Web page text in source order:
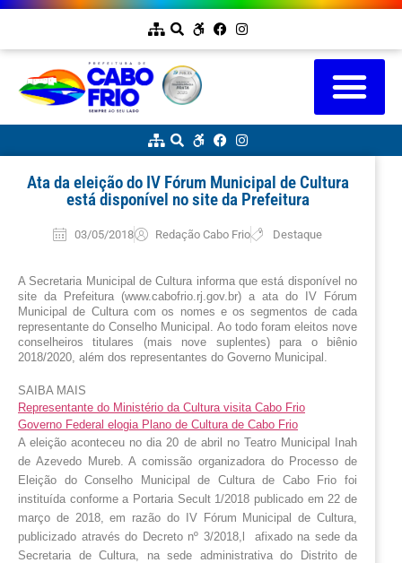
Ata da eleição do IV Fórum Municipal de Cultura
está disponível no site da Prefeitura
03/05/2018 Redação Cabo Frio Destaque
A Secretaria Municipal de Cultura informa que está disponível no
site da Prefeitura (www.cabofrio.rj.gov.br) a ata do IV Fórum
Municipal de Cultura com os nomes e os segmentos de cada
representante do Conselho Municipal. Ao todo foram eleitos nove
conselheiros titulares (mais nove suplentes) para o biênio
2018/2020, além dos representantes do Governo Municipal.
SAIBA MAIS
Representante do Ministério da Cultura visita Cabo Frio
Governo Federal elogia Plano de Cultura de Cabo Frio
A eleição aconteceu no dia 20 de abril no Teatro Municipal Inah
de Azevedo Mureb. A comissão organizadora do Processo de
Eleição do Conselho Municipal de Cultura de Cabo Frio foi
instituída conforme a Portaria Secult 1/2018 publicado em 22 de
março de 2018, em razão do IV Fórum Municipal de Cultura,
publicizado através do Decreto nº 3/2018,l  afixado na sede da
Secretaria de Cultura, na sede administrativa do Distrito de